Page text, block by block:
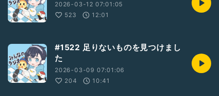
2026-03-12 07:01:05
523
12:01
#1522 足りないものを見つけまし
た
2026-03-09 07:01:06
204
10:41